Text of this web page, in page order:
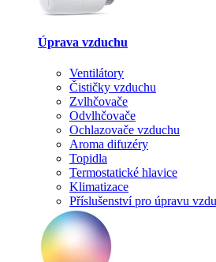
Úprava vzduchu
Ventilátory
Čističky vzduchu
Zvlhčovače
Odvlhčovače
Ochlazovače vzduchu
Aroma difuzéry
Topidla
Termostatické hlavice
Klimatizace
Příslušenství pro úpravu